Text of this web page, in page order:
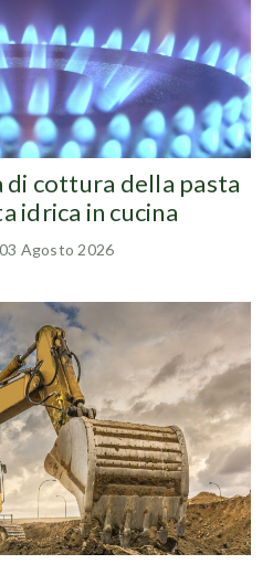
di cottura della pasta
idrica in cucina
03 Agosto 2026